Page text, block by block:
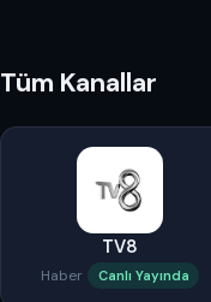
Tüm Kanallar
TV8
Haber Canlı Yayında